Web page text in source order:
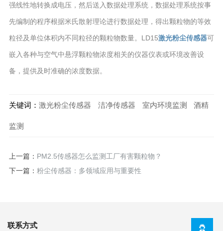
强线性地转换成电压，然后送入数据处理系统，数据处理系统按事
先编制的程序根据米氏散射理论进行数据处理，得出颗粒物的等效
粒径及单位体积内不同粒径的颗粒物数量。LD15激光粉尘传感器可
嵌入各种与空气中悬浮颗粒物浓度相关的仪器仪表或环境改善设
备，提供及时准确的浓度数据。
关键词： 激光粉尘传感器 洁净传感器 室内环境监测 酒精
监测
上一篇： PM2.5传感器怎么监测工厂有害颗粒物？
下一篇： 粉尘传感器：多领域应用与重要性
联系方式